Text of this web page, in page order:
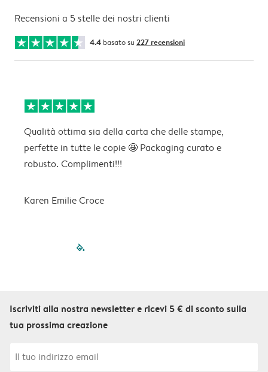
Recensioni a 5 stelle dei nostri clienti
4.4 basato su 227 recensioni
Qualità ottima sia della carta che delle stampe,
perfette in tutte le copie 🤩 Packaging curato e
robusto. Complimenti!!!
Karen Emilie Croce
filled-pagination
Iscriviti alla nostra newsletter e ricevi 5 € di sconto sulla
tua prossima creazione